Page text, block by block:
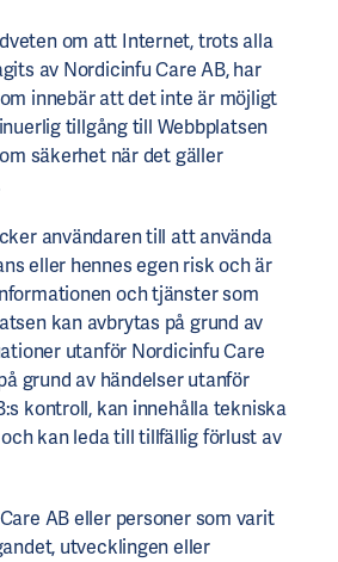
om att Internet, trots alla
av Nordicinfu Care AB, har
innebär att det inte är möjligt
tillgång till Webbplatsen
säkerhet när det gäller
användaren till att använda
eller hennes egen risk och är
och tjänster som
kan avbrytas på grund av
utanför Nordicinfu Care
grund av händelser utanför
kontroll, kan innehålla tekniska
kan leda till tillfällig förlust av
AB eller personer som varit
utvecklingen eller